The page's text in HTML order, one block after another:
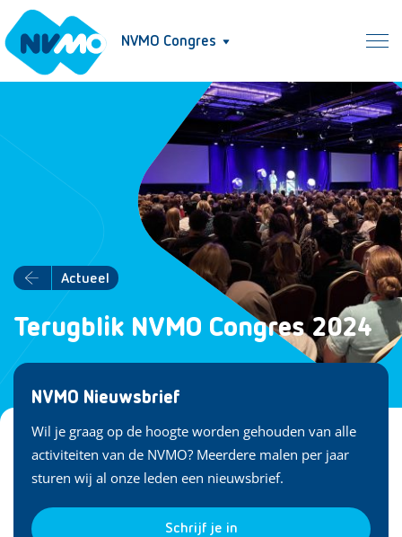
NVMO Congres
Actueel
Terugblik NVMO Congres 2024
NVMO Nieuwsbrief
Wil je graag op de hoogte worden gehouden van alle
activiteiten van de NVMO? Meerdere malen per jaar
sturen wij al onze leden een nieuwsbrief.
Schrijf je in